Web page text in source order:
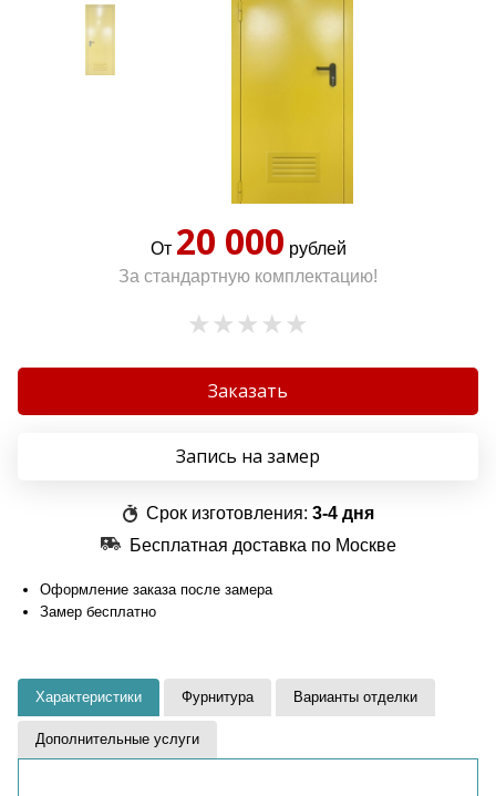
От 20 000 рублей
За стандартную комплектацию!
Заказать
Запись на замер
Срок изготовления: 3-4 дня
Бесплатная доставка по Москве
Оформление заказа после замера
Замер бесплатно
Характеристики Фурнитура Варианты отделки
Дополнительные услуги